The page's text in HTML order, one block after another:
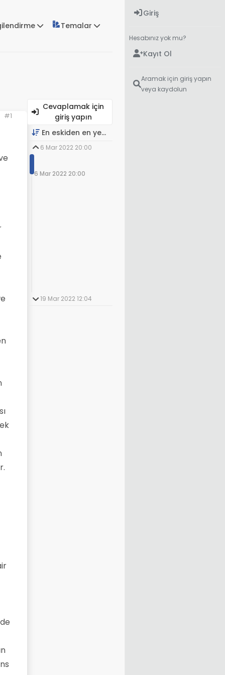
Temalar
#1
Cevaplamak için
giriş yapın
En eskiden en yeniye
6 Mar 2022 20:00
6 Mar 2022 20:00
19 Mar 2022 12:04
Giriş
Hesabınız yok mu?
Kayıt Ol
Aramak için giriş yapın
veya kaydolun